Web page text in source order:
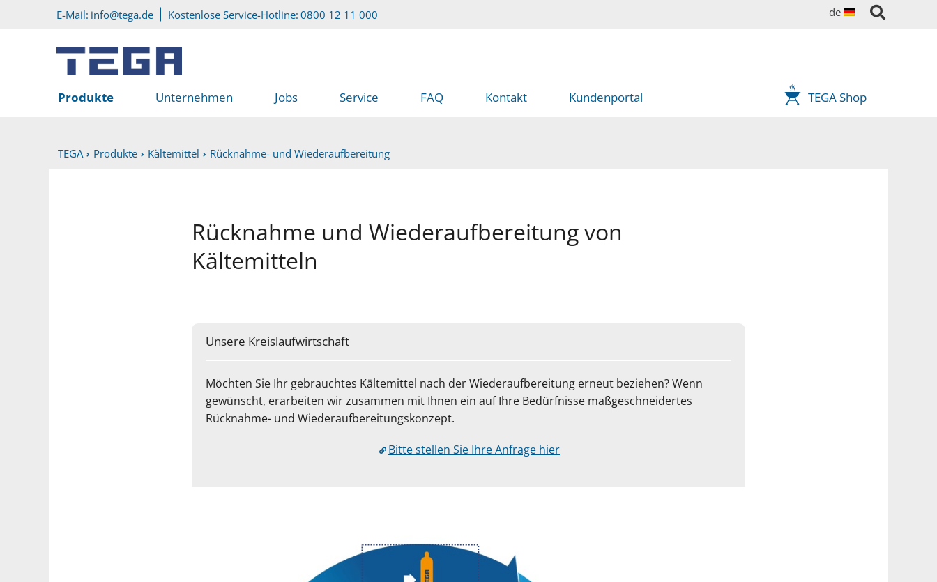
Hauptinhalt
zum Servicemenü
E-Mail: info@tega.de Kostenlose Service-Hotline: 0800 12 11 000 de
Produkte Unternehmen Jobs Service FAQ Kontakt Kundenportal TEGA Shop
TEGA Produkte Kältemittel Rücknahme- und Wiederaufbereitung
Rücknahme und Wiederaufbereitung von
Kältemitteln
Unsere Kreislaufwirtschaft
Möchten Sie Ihr gebrauchtes Kältemittel nach der Wiederaufbereitung erneut beziehen? Wenn
gewünscht, erarbeiten wir zusammen mit Ihnen ein auf Ihre Bedürfnisse maßgeschneidertes
Rücknahme- und Wiederaufbereitungskonzept.
Bitte stellen Sie Ihre Anfrage hier